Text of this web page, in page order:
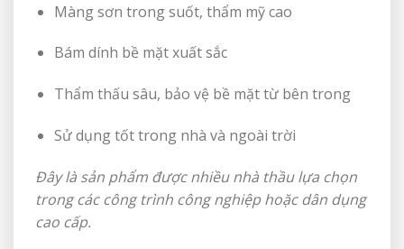
Màng sơn trong suốt, thẩm mỹ cao
Bám dính bề mặt xuất sắc
Thẩm thấu sâu, bảo vệ bề mặt từ bên trong
Sử dụng tốt trong nhà và ngoài trời
Đây là sản phẩm được nhiều nhà thầu lựa chọn
trong các công trình công nghiệp hoặc dân dụng
cao cấp.